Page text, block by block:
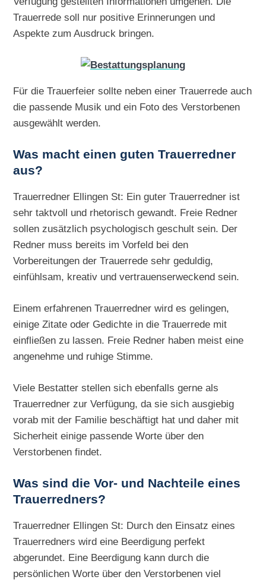
Trauerrede soll nur positive Erinnerungen und
Aspekte zum Ausdruck bringen.
Für die Trauerfeier sollte neben einer Trauerrede auch
die passende Musik und ein Foto des Verstorbenen
ausgewählt werden.
Was macht einen guten Trauerredner
aus?
Trauerredner Ellingen St: Ein guter Trauerredner ist
sehr taktvoll und rhetorisch gewandt. Freie Redner
sollen zusätzlich psychologisch geschult sein. Der
Redner muss bereits im Vorfeld bei den
Vorbereitungen der Trauerrede sehr geduldig,
einfühlsam, kreativ und vertrauenserweckend sein.
Einem erfahrenen Trauerredner wird es gelingen,
einige Zitate oder Gedichte in die Trauerrede mit
einfließen zu lassen. Freie Redner haben meist eine
angenehme und ruhige Stimme.
Viele Bestatter stellen sich ebenfalls gerne als
Trauerredner zur Verfügung, da sie sich ausgiebig
vorab mit der Familie beschäftigt hat und daher mit
Sicherheit einige passende Worte über den
Verstorbenen findet.
Was sind die Vor- und Nachteile eines
Trauerredners?
Trauerredner Ellingen St: Durch den Einsatz eines
Trauerredners wird eine Beerdigung perfekt
abgerundet. Eine Beerdigung kann durch die
persönlichen Worte über den Verstorbenen viel